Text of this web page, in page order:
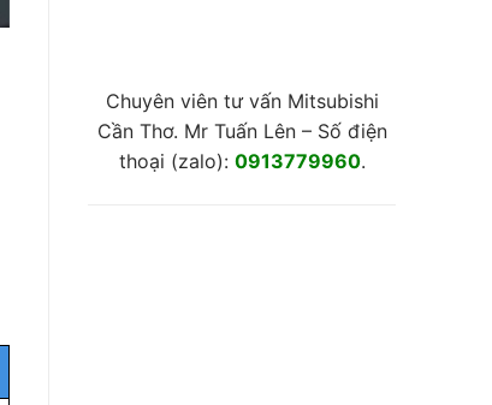
Chuyên viên tư vấn Mitsubishi
Cần Thơ. Mr Tuấn Lên – Số điện
thoại (zalo): 0913779960.